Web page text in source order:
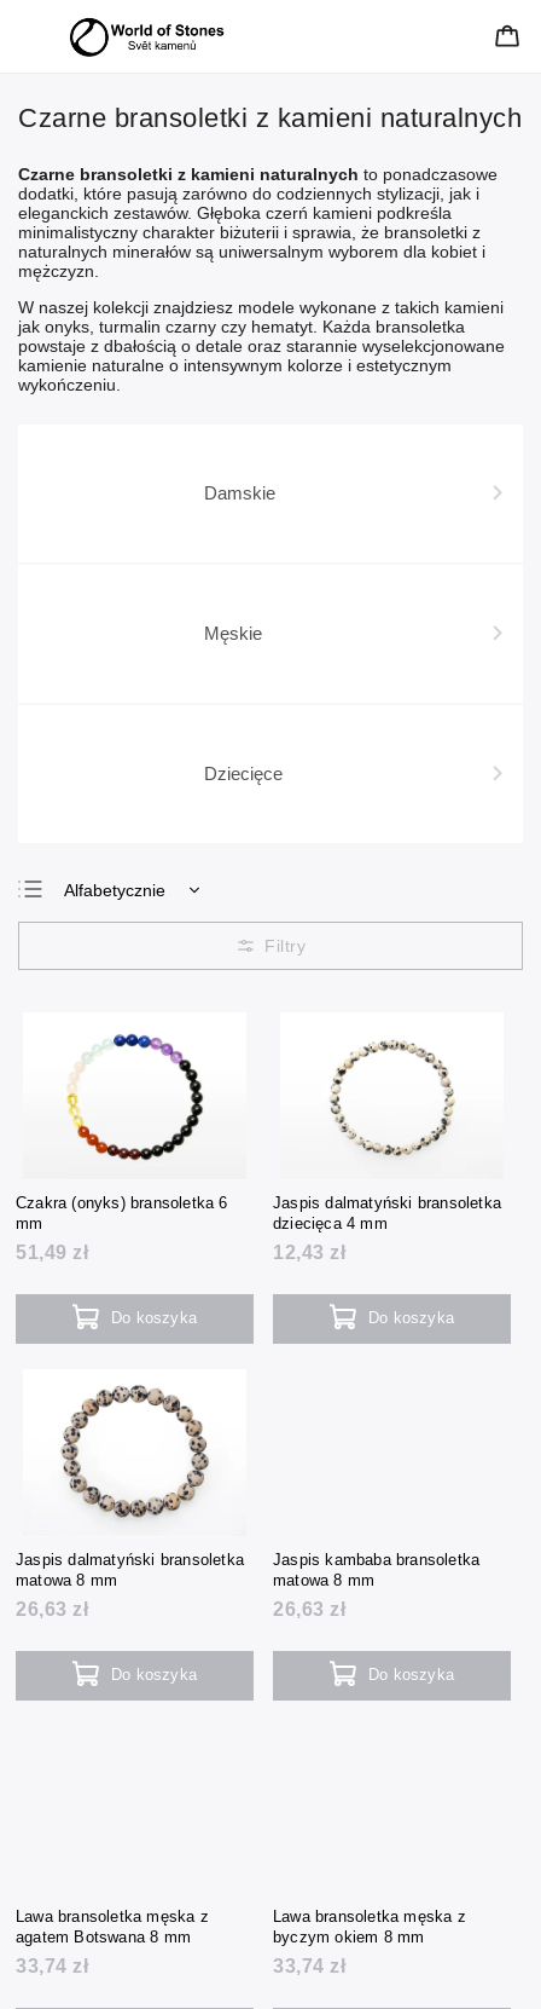
Czarne bransoletki z kamieni naturalnych
Czarne bransoletki z kamieni naturalnych to ponadczasowe
dodatki, które pasują zarówno do codziennych stylizacji, jak i
eleganckich zestawów. Głęboka czerń kamieni podkreśla
minimalistyczny charakter biżuterii i sprawia, że bransoletki z
naturalnych minerałów są uniwersalnym wyborem dla kobiet i
mężczyzn.
W naszej kolekcji znajdziesz modele wykonane z takich kamieni
jak onyks, turmalin czarny czy hematyt. Każda bransoletka
powstaje z dbałością o detale oraz starannie wyselekcjonowane
kamienie naturalne o intensywnym kolorze i estetycznym
wykończeniu.
Damskie
Męskie
Dziecięce
Alfabetycznie
Najtańsze
Najdroższe
Czakra (onyks) bransoletka 6
mm
51,49 zł
Do koszyka
Jaspis dalmatyński bransoletka
dziecięca 4 mm
12,43 zł
Do koszyka
Jaspis dalmatyński bransoletka
matowa 8 mm
26,63 zł
Do koszyka
Jaspis kambaba bransoletka
matowa 8 mm
26,63 zł
Do koszyka
Lawa bransoletka męska z
agatem Botswana 8 mm
33,74 zł
Lawa bransoletka męska z
byczym okiem 8 mm
33,74 zł